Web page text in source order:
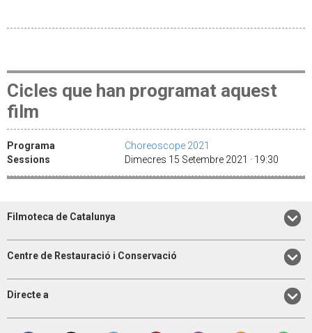
Cicles que han programat aquest
film
Programa
Choreoscope 2021
Sessions
Dimecres 15 Setembre 2021 · 19:30
Filmoteca de Catalunya
Centre de Restauració i Conservació
Directe a